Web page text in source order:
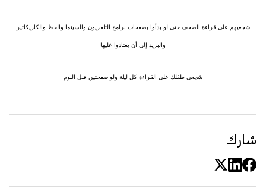
شجعيهم على قراءة الصحف حتى لو بدأوا بصفحات برامج التلفزيون والسينما والحظ والكاريكاتير
والبريد إلى أن يعتادوا عليها
شجعى طفلك على القراءة كل ليلة ولو صفحتين قبل النوم
شارك